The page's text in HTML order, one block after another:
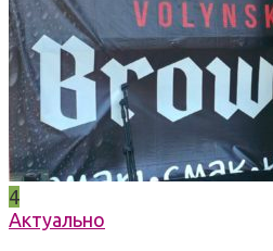
4
Актуально